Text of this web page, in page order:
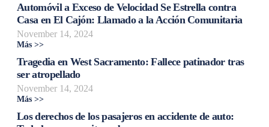
Automóvil a Exceso de Velocidad Se Estrella contra
Casa en El Cajón: Llamado a la Acción Comunitaria
November 14, 2024
Más >>
Tragedia en West Sacramento: Fallece patinador tras
ser atropellado
November 14, 2024
Más >>
Los derechos de los pasajeros en accidente de auto: